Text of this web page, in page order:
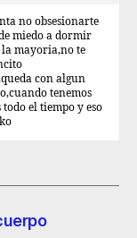
no obsesionarte
miedo a dormir
la mayoria,no te
con algun
tenemos
el tiempo y eso